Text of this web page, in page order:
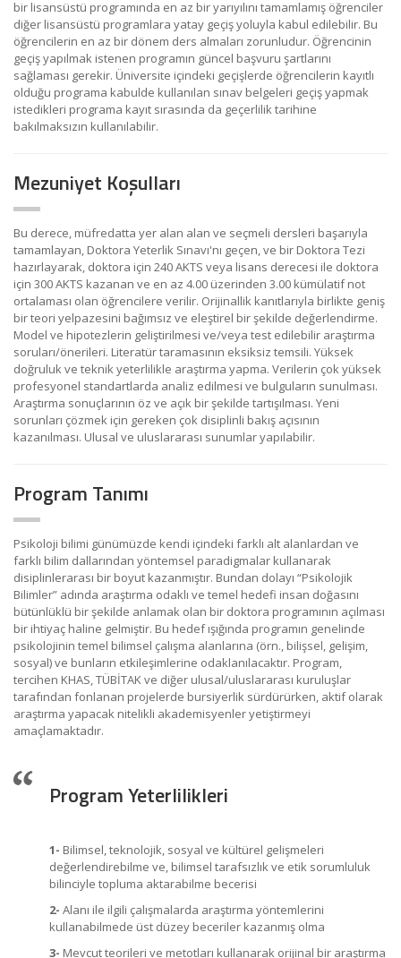
bir lisansüstü programında en az bir yarıyılını tamamlamış öğrenciler
diğer lisansüstü programlara yatay geçiş yoluyla kabul edilebilir. Bu
öğrencilerin en az bir dönem ders almaları zorunludur. Öğrencinin
geçiş yapılmak istenen programın güncel başvuru şartlarını
sağlaması gerekir. Üniversite içindeki geçişlerde öğrencilerin kayıtlı
olduğu programa kabulde kullanılan sınav belgeleri geçiş yapmak
istedikleri programa kayıt sırasında da geçerlilik tarihine
bakılmaksızın kullanılabilir.
Mezuniyet Koşulları
Bu derece, müfredatta yer alan alan ve seçmeli dersleri başarıyla
tamamlayan, Doktora Yeterlik Sınavı'nı geçen, ve bir Doktora Tezi
hazırlayarak, doktora için 240 AKTS veya lisans derecesi ile doktora
için 300 AKTS kazanan ve en az 4.00 üzerinden 3.00 kümülatif not
ortalaması olan öğrencilere verilir. Orijinallik kanıtlarıyla birlikte geniş
bir teori yelpazesini bağımsız ve eleştirel bir şekilde değerlendirme.
Model ve hipotezlerin geliştirilmesi ve/veya test edilebilir araştırma
soruları/önerileri. Literatür taramasının eksiksiz temsili. Yüksek
doğruluk ve teknik yeterlilikle araştırma yapma. Verilerin çok yüksek
profesyonel standartlarda analiz edilmesi ve bulguların sunulması.
Araştırma sonuçlarının öz ve açık bir şekilde tartışılması. Yeni
sorunları çözmek için gereken çok disiplinli bakış açısının
kazanılması. Ulusal ve uluslararası sunumlar yapılabilir.
Program Tanımı
Psikoloji bilimi günümüzde kendi içindeki farklı alt alanlardan ve
farklı bilim dallarından yöntemsel paradigmalar kullanarak
disiplinlerarası bir boyut kazanmıştır. Bundan dolayı “Psikolojik
Bilimler” adında araştırma odaklı ve temel hedefi insan doğasını
bütünlüklü bir şekilde anlamak olan bir doktora programının açılması
bir ihtiyaç haline gelmiştir. Bu hedef ışığında programın genelinde
psikolojinin temel bilimsel çalışma alanlarına (örn., bilişsel, gelişim,
sosyal) ve bunların etkileşimlerine odaklanılacaktır. Program,
tercihen KHAS, TÜBİTAK ve diğer ulusal/uluslararası kuruluşlar
tarafından fonlanan projelerde bursiyerlik sürdürürken, aktif olarak
araştırma yapacak nitelikli akademisyenler yetiştirmeyi
amaçlamaktadır.
Program Yeterlilikleri
1- Bilimsel, teknolojik, sosyal ve kültürel gelişmeleri
değerlendirebilme ve, bilimsel tarafsızlık ve etik sorumluluk
bilinciyle topluma aktarabilme becerisi
2- Alanı ile ilgili çalışmalarda araştırma yöntemlerini
kullanabilmede üst düzey beceriler kazanmış olma
3- Mevcut teorileri ve metotları kullanarak orijinal bir araştırma